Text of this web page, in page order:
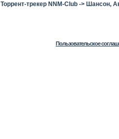
Торрент-трекер NNM-Club -> Шансон,
Пользовательское